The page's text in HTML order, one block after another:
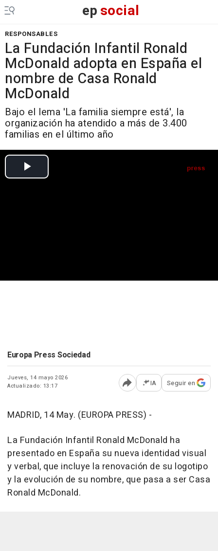
epsocial
RESPONSABLES
La Fundación Infantil Ronald
McDonald adopta en España el
nombre de Casa Ronald
McDonald
Bajo el lema 'La familia siempre está', la
organización ha atendido a más de 3.400
familias en el último año
Europa Press Sociedad
Jueves, 14 mayo 2026
Actualizado: 13:17
Abrir opciones para
IA Seguir en
MADRID, 14 May. (EUROPA PRESS) -
La Fundación Infantil Ronald McDonald ha
presentado en España su nueva identidad visual
y verbal, que incluye la renovación de su logotipo
y la evolución de su nombre, que pasa a ser Casa
Ronald McDonald.